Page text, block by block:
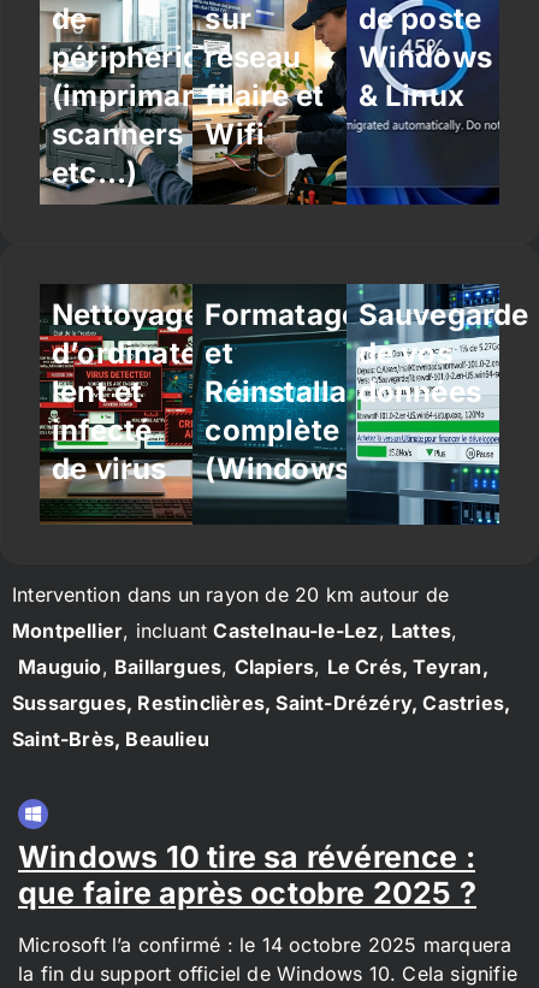
de
périphériques
(imprimantes,
scanners
etc…)
sur
réseau
filaire et
Wifi
de poste
Windows
& Linux
Nettoyage
d’ordinateur
lent et
infecté
de virus
Formatage
et
Réinstallation
complète
(Windows/Linux)
Sauvegarde
de vos
données
Intervention dans un rayon de 20 km autour de
Montpellier, incluantCastelnau-le-Lez, Lattes,
Mauguio, Baillargues, Clapiers, Le Crés, Teyran,
Sussargues, Restinclières, Saint-Drézéry, Castries,
Saint-Brès, Beaulieu
Windows 10 tire sa révérence :
que faire après octobre 2025 ?
Microsoft l’a confirmé : le 14 octobre 2025 marquera
la fin du support officiel de Windows 10. Cela signifie